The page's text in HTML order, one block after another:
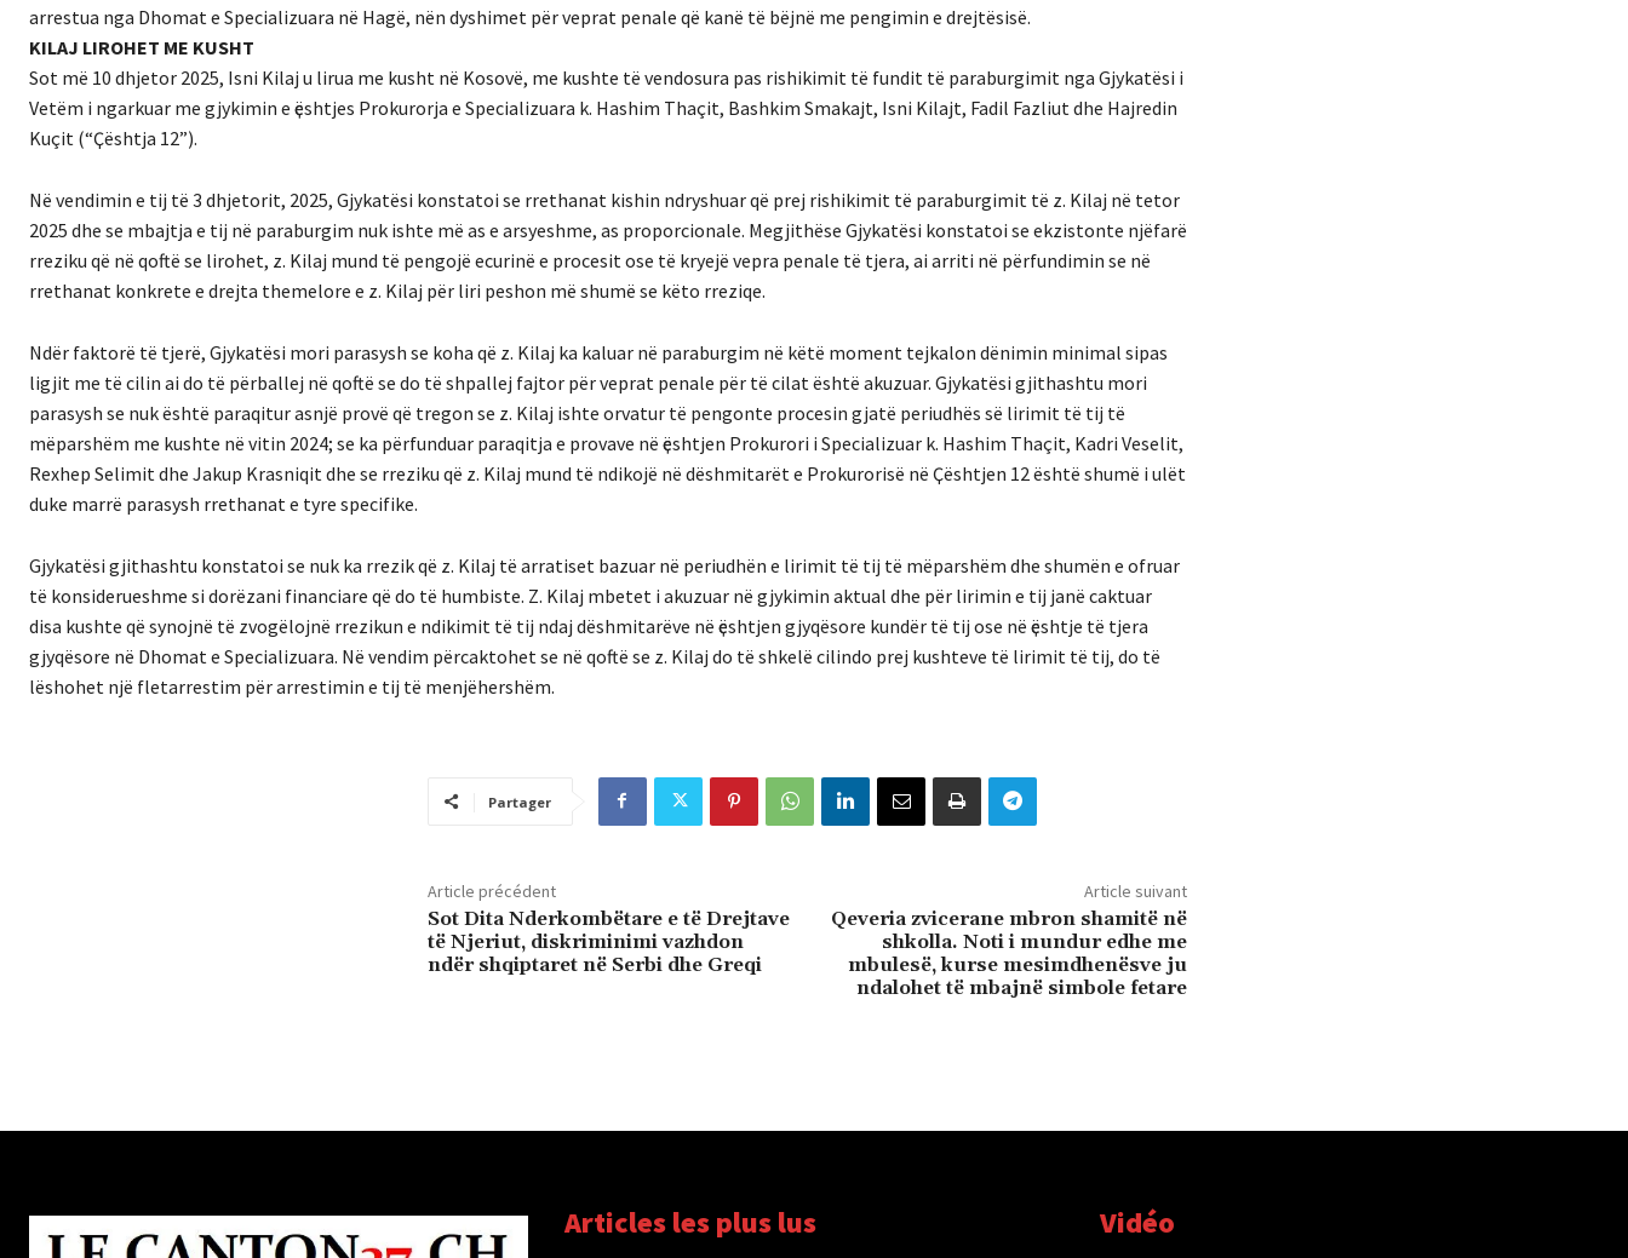
arrestua nga Dhomat e Specializuara në Hagë, nën dyshimet për veprat penale që kanë të bëjnë me pengimin e drejtësisë.
KILAJ LIROHET ME KUSHT
Sot më 10 dhjetor 2025, Isni Kilaj u lirua me kusht në Kosovë, me kushte të vendosura pas rishikimit të fundit të paraburgimit nga Gjykatësi i
Vetëm i ngarkuar me gjykimin e ҫështjes Prokurorja e Specializuara k. Hashim Thaçit, Bashkim Smakajt, Isni Kilajt, Fadil Fazliut dhe Hajredin
Kuçit (“Ҫështja 12”).
Në vendimin e tij të 3 dhjetorit, 2025, Gjykatësi konstatoi se rrethanat kishin ndryshuar që prej rishikimit të paraburgimit të z. Kilaj në tetor
2025 dhe se mbajtja e tij në paraburgim nuk ishte më as e arsyeshme, as proporcionale. Megjithëse Gjykatësi konstatoi se ekzistonte njëfarë
rreziku që në qoftë se lirohet, z. Kilaj mund të pengojë ecurinë e procesit ose të kryejë vepra penale të tjera, ai arriti në përfundimin se në
rrethanat konkrete e drejta themelore e z. Kilaj për liri peshon më shumë se këto rreziqe.
Ndër faktorë të tjerë, Gjykatësi mori parasysh se koha që z. Kilaj ka kaluar në paraburgim në këtë moment tejkalon dënimin minimal sipas
ligjit me të cilin ai do të përballej në qoftë se do të shpallej fajtor për veprat penale për të cilat është akuzuar. Gjykatësi gjithashtu mori
parasysh se nuk është paraqitur asnjë provë që tregon se z. Kilaj ishte orvatur të pengonte procesin gjatë periudhës së lirimit të tij të
mëparshëm me kushte në vitin 2024; se ka përfunduar paraqitja e provave në ҫështjen Prokurori i Specializuar k. Hashim Thaçit, Kadri Veselit,
Rexhep Selimit dhe Jakup Krasniqit dhe se rreziku që z. Kilaj mund të ndikojë në dëshmitarët e Prokurorisë në Ҫështjen 12 është shumë i ulët
duke marrë parasysh rrethanat e tyre specifike.
Gjykatësi gjithashtu konstatoi se nuk ka rrezik që z. Kilaj të arratiset bazuar në periudhën e lirimit të tij të mëparshëm dhe shumën e ofruar
të konsiderueshme si dorëzani financiare që do të humbiste. Z. Kilaj mbetet i akuzuar në gjykimin aktual dhe për lirimin e tij janë caktuar
disa kushte që synojnë të zvogëlojnë rrezikun e ndikimit të tij ndaj dëshmitarëve në ҫështjen gjyqësore kundër të tij ose në ҫështje të tjera
gjyqësore në Dhomat e Specializuara. Në vendim përcaktohet se në qoftë se z. Kilaj do të shkelë cilindo prej kushteve të lirimit të tij, do të
lëshohet një fletarrestim për arrestimin e tij të menjëhershëm.
Partager
Article précédent
Sot Dita Nderkombëtare e të Drejtave
të Njeriut, diskriminimi vazhdon
ndër shqiptaret në Serbi dhe Greqi
Article suivant
Qeveria zvicerane mbron shamitë në
shkolla. Noti i mundur edhe me
mbulesë, kurse mesimdhenësve ju
ndalohet të mbajnë simbole fetare
Articles les plus lus Vidéo